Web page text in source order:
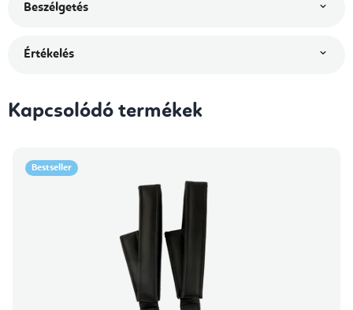
Beszélgetés
Értékelés
Kapcsolódó termékek
Bestseller